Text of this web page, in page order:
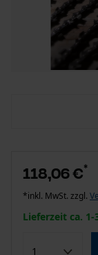
118,06 €*
*inkl. MwSt. zzgl.
Lieferzeit ca.